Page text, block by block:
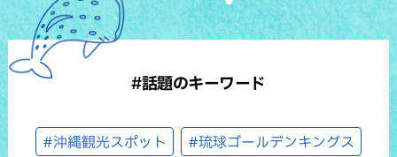
#話題のキーワード
#沖縄観光スポット #琉球ゴールデンキングス